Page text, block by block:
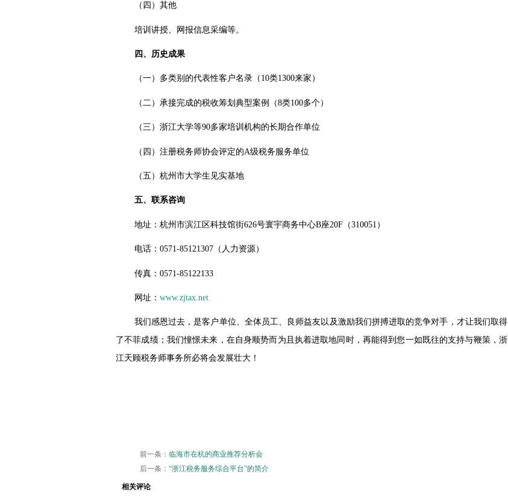
（四）其他
培训讲授、网报信息采编等。
四、历史成果
（一）多类别的代表性客户名录（ 10类1300来家）
（二）承接完成的税收筹划典型案例（8类100多个）
（三）浙江大学等90多家培训机构的长期合作单位
（四）注册税务师协会评定的A级税务服务单位
（五）杭州市大学生见实基地
五、联系咨询
地址：杭州市滨江区科技馆街626号寰宇商务中心B座20F（310051 ）
电话： 0571-85121307（人力资源）
传真： 0571-85122133
网址： www.zjtax.net
我们感恩过去，是客户单位、全体员工、良师益友以及激励我们拼搏进取的竞争对手，才让我们取得
了不菲成绩；我们憧憬未来，在自身顺势而为且执着进取地同时，再能得到您一如既往的支持与鞭策，浙
江天顾税务师事务所必将会发展壮大！
前一条： 临海市在杭的商业推荐分析会
后一条： “浙江税务服务综合平台”的简介
相关评论